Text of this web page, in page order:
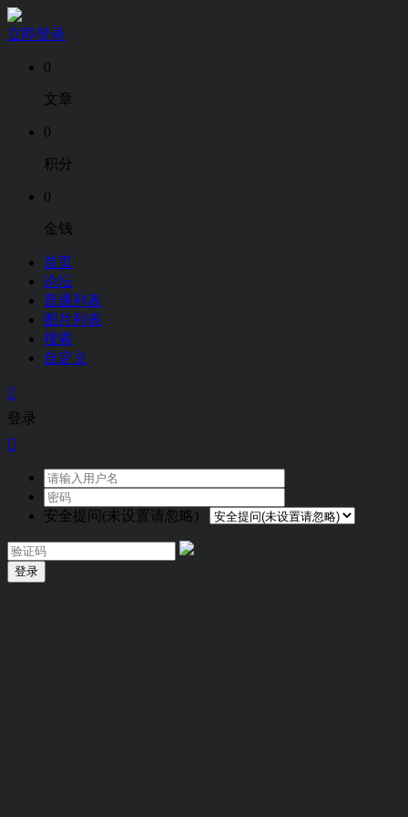
立即登录
0
文章
0
积分
0
金钱
首页
论坛
普通列表
图片列表
搜索
自定义

登录

安全提问(未设置请忽略)
登录